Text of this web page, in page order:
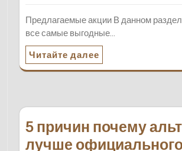
Предлагаемые акции В данном
все самые выгодные…
Читайте далее
5 причин почему
лучше